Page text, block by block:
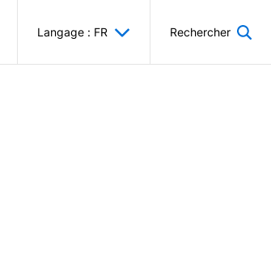
Langage : FR Rechercher